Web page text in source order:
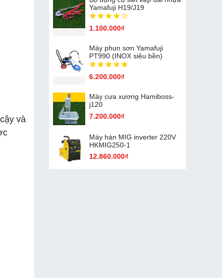
và
Yamafuji H19/J19
1.100.000₫
Máy phun sơn Yamafuji
PT990 (INOX siêu bền)
6.200.000₫
Máy cưa xương Hamiboss-
j120
7.200.000₫
Máy hàn MIG inverter 220V
HKMIG250-1
12.860.000₫